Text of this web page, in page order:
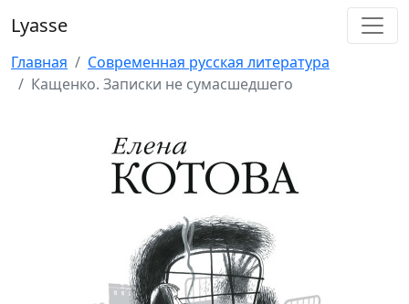
Lyasse
Главная
Современная русская литература
Кащенко. Записки не сумасшедшего